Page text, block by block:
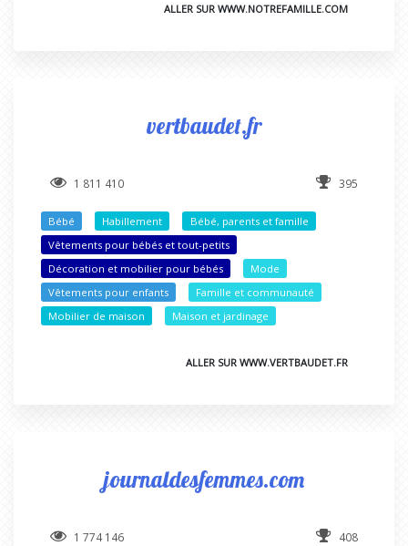
ALLER SUR WWW.NOTREFAMILLE.COM
vertbaudet.fr
1 811 410 395
Bébé Habillement
Bébé, parents et famille
Vêtements pour bébés et tout-petits
Décoration et mobilier pour bébés
Mode
Vêtements pour enfants
Famille et communauté
Mobilier de maison
Maison et jardinage
ALLER SUR WWW.VERTBAUDET.FR
journaldesfemmes.com
1 774 146 408